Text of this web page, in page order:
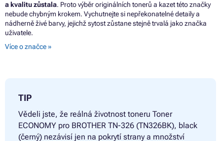
a kvalitu zůstala. Proto výběr originálních tonerů a kazet této značky
nebude chybným krokem. Vychutnejte si nepřekonatelné detaily a
nádherně živé barvy, jejichž sytost zůstane stejně trvalá jako značka
uživatele.
Více o značce »
TIP
Vědeli jste, že reálná životnost toneru Toner
ECONOMY pro BROTHER TN-326 (TN326BK), black
(černý) nezávisí jen na pokrytí strany a množství